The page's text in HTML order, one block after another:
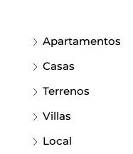
Apartamentos
Casas
Terrenos
Villas
Local